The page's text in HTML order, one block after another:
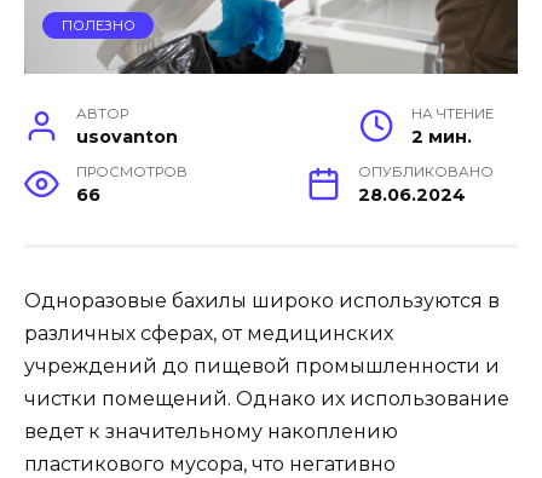
ПОЛЕЗНО
АВТОР
usovanton
НА ЧТЕНИЕ
2 мин.
ПРОСМОТРОВ
66
ОПУБЛИКОВАНО
28.06.2024
Одноразовые бахилы широко используются в
различных сферах, от медицинских
учреждений до пищевой промышленности и
чистки помещений. Однако их использование
ведет к значительному накоплению
пластикового мусора, что негативно